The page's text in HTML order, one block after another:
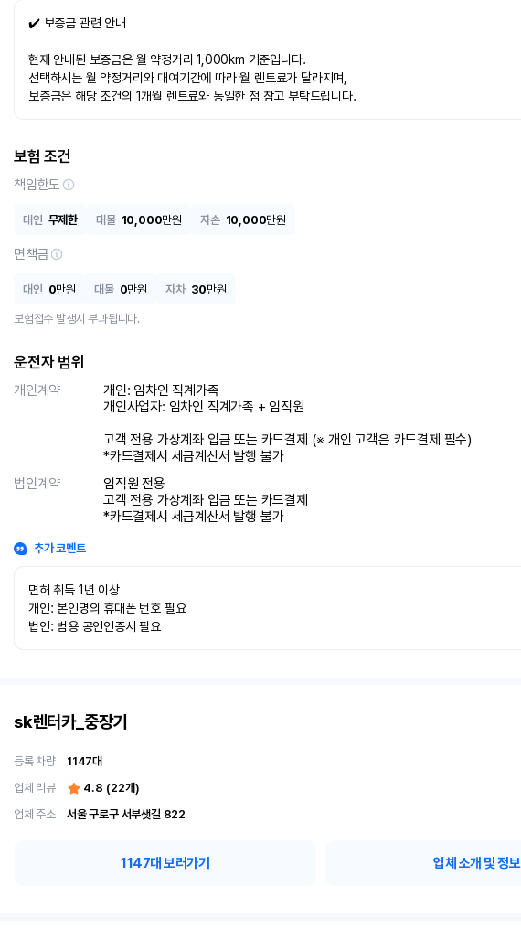
✔️ 보증금 관련 안내
현재 안내된 보증금은 월 약정거리 1,000km 기준입니다.
선택하시는 월 약정거리와 대여기간에 따라 월 렌트료가 달라지며,
보증금은 해당 조건의 1개월 렌트료와 동일한 점 참고 부탁드립니다.
보험 조건
책임한도
대인 무제한 대물 10,000만원 자손 10,000만원
면책금
대인 0만원 대물 0만원 자차 30만원
보험접수 발생시 부과됩니다.
운전자 범위
개인계약
개인: 임차인 직계가족
개인사업자: 임차인 직계가족 + 임직원
고객 전용 가상계좌 입금 또는 카드결제 (※ 개인 고객은 카드결제 필수)
*카드결제시 세금계산서 발행 불가
법인계약
임직원 전용
고객 전용 가상계좌 입금 또는 카드결제
*카드결제시 세금계산서 발행 불가
추가 코멘트
면허 취득 1년 이상
개인: 본인명의 휴대폰 번호 필요
법인: 범용 공인인증서 필요
sk렌터카_중장기
등록 차량 1147대
업체 리뷰
4.8 (22개)
업체 주소
서울 구로구 서부샛길 822
1147대 보러가기 업체 소개 및 정보